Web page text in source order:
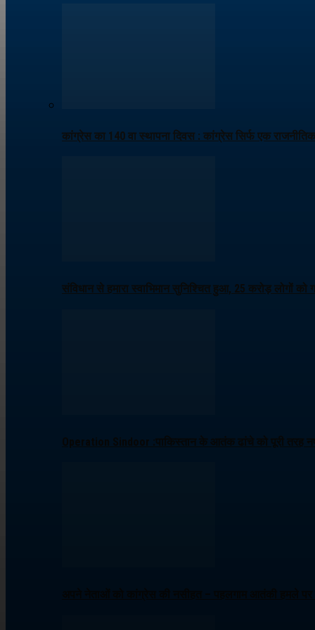
कांग्रेस का 140 वा स्थापना दिवस : कांग्रेस सिर्फ एक
संविधान से हमारा स्वाभिमान सुनिश्चित हुआ, 25 करोड़ लोगों को
Operation Sindoor :पाकिस्तान के आतंक ढांचे को पूरी तरह